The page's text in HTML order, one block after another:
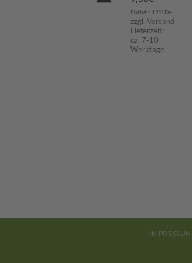
Enthält 19% De
zzgl. Versand
Lieferzeit:
ca. 7-10
Werktage
IMPRESSUM